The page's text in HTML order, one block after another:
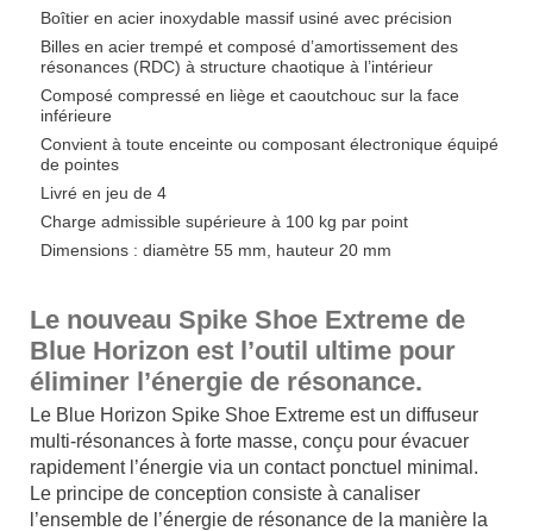
Boîtier en acier inoxydable massif usiné avec précision
Billes en acier trempé et composé d’amortissement des
résonances (RDC) à structure chaotique à l’intérieur
Composé compressé en liège et caoutchouc sur la face
inférieure
Convient à toute enceinte ou composant électronique équipé
de pointes
Livré en jeu de 4
Charge admissible supérieure à 100 kg par point
Dimensions : diamètre 55 mm, hauteur 20 mm
Le nouveau Spike Shoe Extreme de
Blue Horizon est l’outil ultime pour
éliminer l’énergie de résonance.
Le Blue Horizon Spike Shoe Extreme est un diffuseur
multi-résonances à forte masse, conçu pour évacuer
rapidement l’énergie via un contact ponctuel minimal.
Le principe de conception consiste à canaliser
l’ensemble de l’énergie de résonance de la manière la